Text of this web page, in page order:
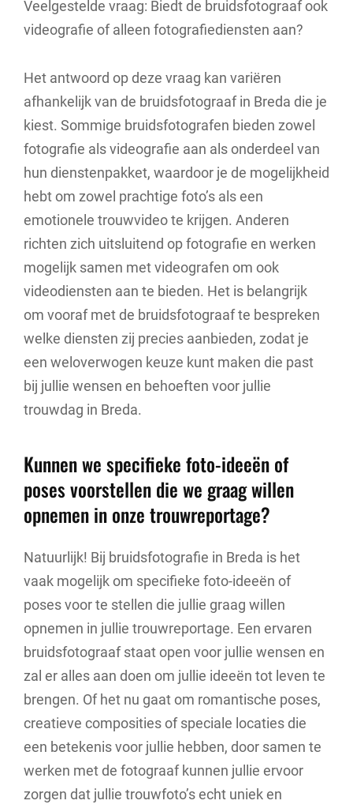
Veelgestelde vraag: Biedt de bruidsfotograaf ook
videografie of alleen fotografiediensten aan?
Het antwoord op deze vraag kan variëren
afhankelijk van de bruidsfotograaf in Breda die je
kiest. Sommige bruidsfotografen bieden zowel
fotografie als videografie aan als onderdeel van
hun dienstenpakket, waardoor je de mogelijkheid
hebt om zowel prachtige foto’s als een
emotionele trouwvideo te krijgen. Anderen
richten zich uitsluitend op fotografie en werken
mogelijk samen met videografen om ook
videodiensten aan te bieden. Het is belangrijk
om vooraf met de bruidsfotograaf te bespreken
welke diensten zij precies aanbieden, zodat je
een weloverwogen keuze kunt maken die past
bij jullie wensen en behoeften voor jullie
trouwdag in Breda.
Kunnen we specifieke foto-ideeën of
poses voorstellen die we graag willen
opnemen in onze trouwreportage?
Natuurlijk! Bij bruidsfotografie in Breda is het
vaak mogelijk om specifieke foto-ideeën of
poses voor te stellen die jullie graag willen
opnemen in jullie trouwreportage. Een ervaren
bruidsfotograaf staat open voor jullie wensen en
zal er alles aan doen om jullie ideeën tot leven te
brengen. Of het nu gaat om romantische poses,
creatieve composities of speciale locaties die
een betekenis voor jullie hebben, door samen te
werken met de fotograaf kunnen jullie ervoor
zorgen dat jullie trouwfoto’s echt uniek en